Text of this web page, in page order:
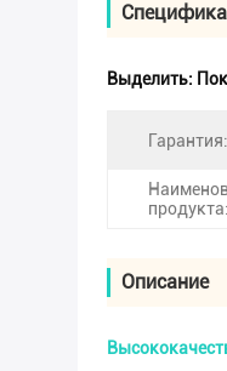
Выделить:
Гарантия:
продукта:
Описание